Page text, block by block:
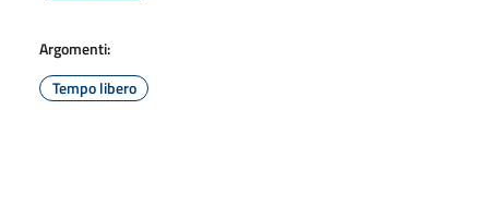
Argomenti:
Tempo libero